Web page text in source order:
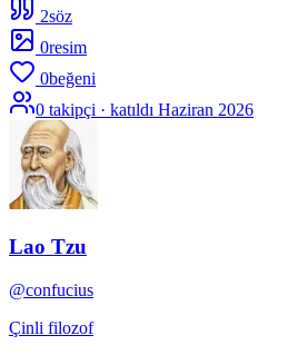
2söz
0resim
0beğeni
0 takipçi · katıldı Haziran 2026
Lao Tzu
@confucius
Çinli filozof